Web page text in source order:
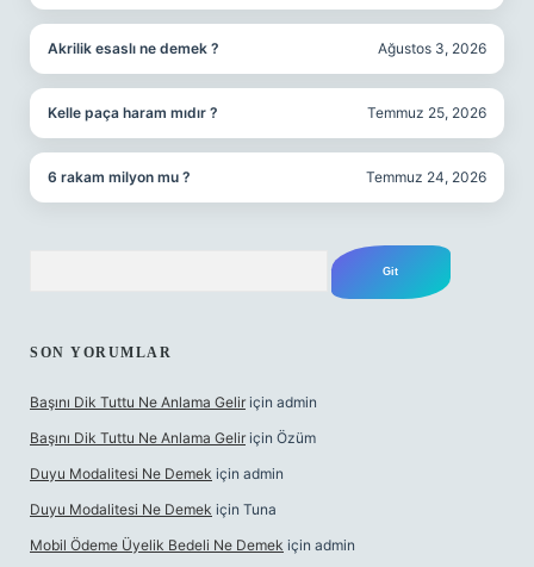
Akrilik esaslı ne demek ? Ağustos 3, 2026
Kelle paça haram mıdır ? Temmuz 25, 2026
6 rakam milyon mu ? Temmuz 24, 2026
SON YORUMLAR
Başını Dik Tuttu Ne Anlama Gelir için admin
Başını Dik Tuttu Ne Anlama Gelir için Özüm
Duyu Modalitesi Ne Demek için admin
Duyu Modalitesi Ne Demek için Tuna
Mobil Ödeme Üyelik Bedeli Ne Demek için admin